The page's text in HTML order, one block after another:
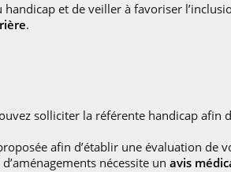
et de veiller à favoriser
.
solliciter la référente handicap afin
afin d’établir une évaluation de
nécessite un avis